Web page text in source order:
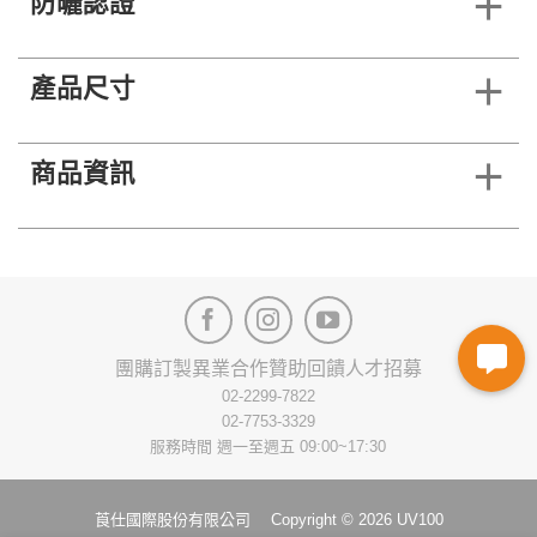
產品尺寸
商品資訊
團購訂製異業合作贊助回饋人才招募
02-2299-7822
02-7753-3329
服務時間 週一至週五 09:00~17:30
莨仕國際股份有限公司 Copyright © 2026 UV100